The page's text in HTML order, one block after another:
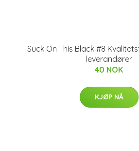
Suck On This Black #8
leverandører
40 NOK
KJØP NÅ